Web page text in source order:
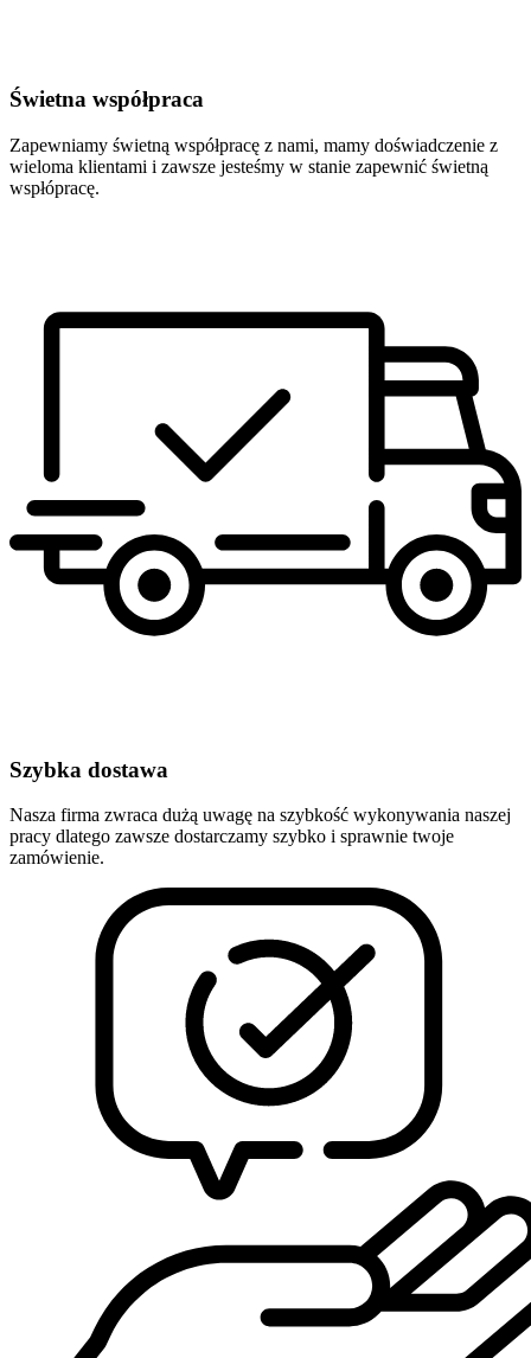
Świetna współpraca
Zapewniamy świetną współpracę z nami, mamy doświadczenie z
wieloma klientami i zawsze jesteśmy w stanie zapewnić świetną
wspłópracę.
Szybka dostawa
Nasza firma zwraca dużą uwagę na szybkość wykonywania naszej
pracy dlatego zawsze dostarczamy szybko i sprawnie twoje
zamówienie.